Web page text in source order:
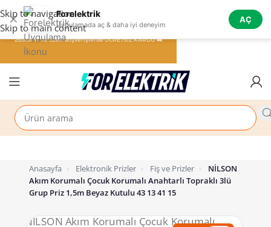
✕ Forelektrik
Uygulamada aç & daha iyi deneyim
AÇ
Skip to navigation
Skip to main content
Anasayfa › Elektronik Prizler › Fiş ve Prizler ›
NİLSON
Akım Korumalı Çocuk Korumalı Anahtarlı Topraklı 3lü
Grup Priz 1,5m Beyaz Kutulu 43 13 41 15
25.000 TL ve üzeri alışverişlerde ÜCRETSİZ KARGO 🚚